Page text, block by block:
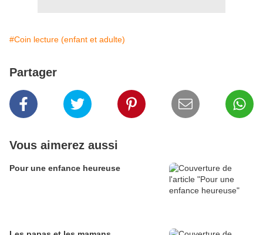
#Coin lecture (enfant et adulte)
Partager
Vous aimerez aussi
Pour une enfance heureuse